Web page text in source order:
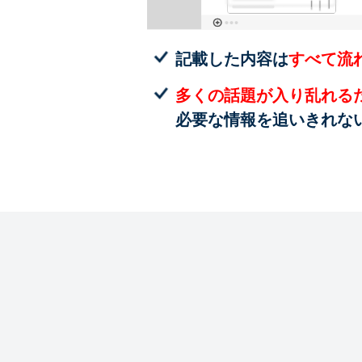
記載した内容はすべて流
多くの話題が入り乱れる
必要な情報を追いきれな